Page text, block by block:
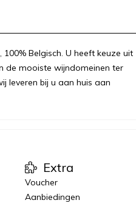
Belgisch. U heeft keuze uit
de mooiste wijndomeinen ter
leveren bij u aan huis aan
Extra
Voucher
Aanbiedingen